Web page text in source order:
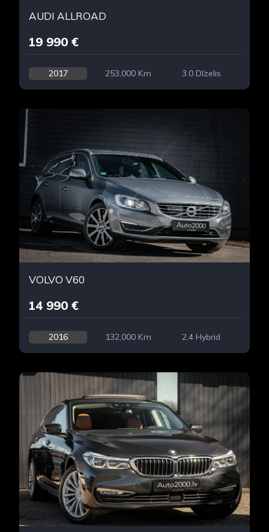
AUDI ALLROAD
19 990 €
2017 253,000 Km 3.0 Dīzelis
VOLVO V60
14 990 €
2016 132,000 Km 2.4 Hybrid